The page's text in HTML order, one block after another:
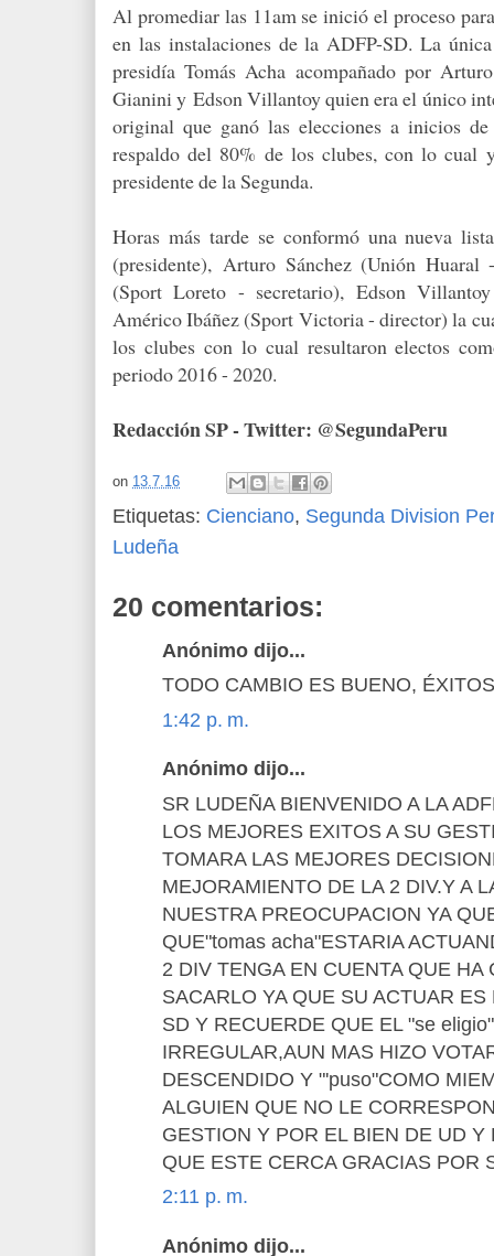
Al promediar las 11am se inició el proceso
en las instalaciones de la ADFP-SD. La
presidía Tomás Acha acompañado por
Gianini yEdson Villantoy quien era el único
original que ganó las elecciones a inicios
respaldo del 80% de los clubes, con lo cual
presidente de la Segunda.
Horas más tarde se conformó una nueva
(presidente), Arturo Sánchez (Unión Huaral
(Sport Loreto - secretario), Edson
Américo Ibáñez (Sport Victoria - director) la
los clubes con lo cual resultaron electos
periodo 2016 - 2020.
Redacción SP - Twitter: @SegundaPeru
on 13.7.16
Etiquetas: Cienciano, Segunda Division
Ludeña
20 comentarios:
Anónimo dijo...
TODO CAMBIO ES BUENO,
1:42 p. m.
Anónimo dijo...
SR LUDEÑA BIENVENIDO A LA
LOS MEJORES EXITOS A SU
TOMARA LAS MEJORES
MEJORAMIENTO DE LA 2 DIV.Y A
NUESTRA PREOCUPACION YA
QUE"tomas acha"ESTARIA
2 DIV TENGA EN CUENTA QUE HA
SACARLO YA QUE SU ACTUAR
SD Y RECUERDE QUE EL "se
IRREGULAR,AUN MAS HIZO
DESCENDIDO Y "'puso"COMO
ALGUIEN QUE NO LE
GESTION Y POR EL BIEN DE UD Y
QUE ESTE CERCA GRACIAS POR
2:11 p. m.
Anónimo dijo...